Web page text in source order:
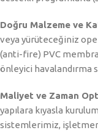
Doğru Malzeme ve
veya yürüteceğiniz
(anti-fire) PVC
önleyici
Maliyet ve Zaman
yapılara kıyasla
sistemlerimiz,